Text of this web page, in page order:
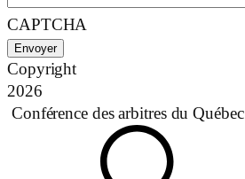
CAPTCHA
Copyright
2026
Conférence des arbitres du Québec